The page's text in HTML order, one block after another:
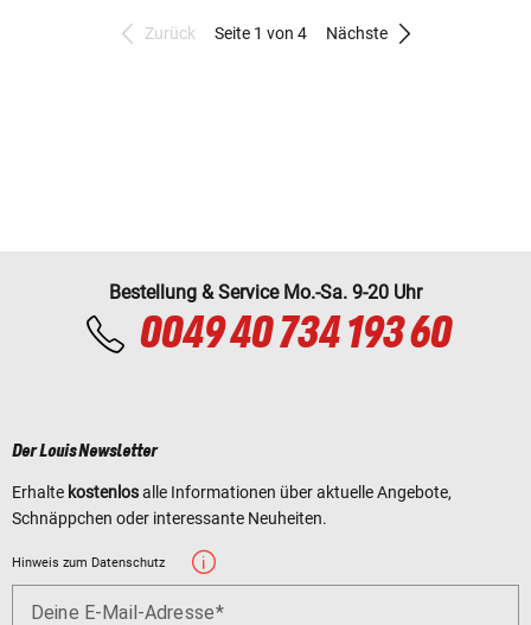
Zurück Seite 1 von 4 Nächste
Bestellung & Service Mo.-Sa. 9-20 Uhr
0049 40 734 193 60
Der Louis Newsletter
Erhalte kostenlosalle Informationen über aktuelle Angebote,
Schnäppchen oder interessante Neuheiten.
Hinweis zum Datenschutz
Deine E-Mail-Adresse